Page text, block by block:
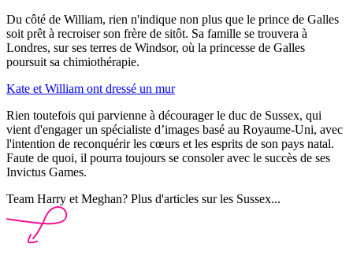
Du côté de William, rien n'indique non plus que le prince de Galles
soit prêt à recroiser son frère de sitôt. Sa famille se trouvera à
Londres, sur ses terres de Windsor, où la princesse de Galles
poursuit sa chimiothérapie.
Kate et William ont dressé un mur
Rien toutefois qui parvienne à décourager le duc de Sussex, qui
vient d'engager un spécialiste d’images basé au Royaume-Uni, avec
l'intention de reconquérir les cœurs et les esprits de son pays natal.
Faute de quoi, il pourra toujours se consoler avec le succès de ses
Invictus Games.
Team Harry et Meghan? Plus d'articles sur les Sussex...